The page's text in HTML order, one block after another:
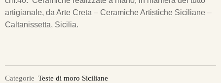
artigianale, da Arte Creta – Ceramiche Artistiche Siciliane –
Caltanissetta, Sicilia.
Categorie Teste di moro Siciliane